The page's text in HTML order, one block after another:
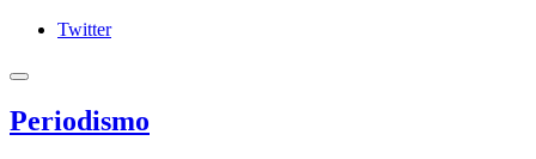
Twitter
Periodismo